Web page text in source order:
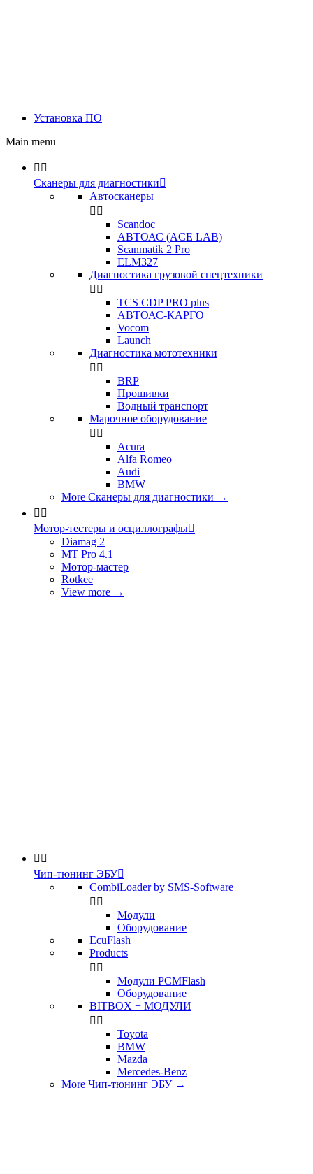
Установка ПО
Main menu
 
Сканеры для диагностики
Автосканеры
 
Scandoc
АВТОАС (ACE LAB)
Scanmatik 2 Pro
ELM327
Диагностика грузовой спецтехники
 
TCS CDP PRO plus
АВТОАС-КАРГО
Vocom
Launch
Диагностика мототехники
 
BRP
Прошивки
Водный транспорт
Марочное оборудование
 
Acura
Alfa Romeo
Audi
BMW
More Сканеры для диагностики →
 
Мотор-тестеры и осциллографы
Diamag 2
MT Pro 4.1
Мотор-мастер
Rotkee
View more →
 
Чип-тюнинг ЭБУ
CombiLoader by SMS-Software
 
Модули
Оборудование
EcuFlash
Products
 
Модули PCMFlash
Оборудование
BITBOX + МОДУЛИ
 
Toyota
BMW
Mazda
Mercedes-Benz
More Чип-тюнинг ЭБУ →